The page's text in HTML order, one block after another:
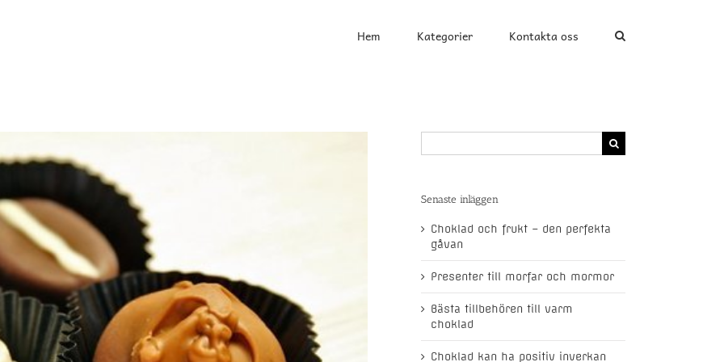
Hem Kategorier Kontakta oss
for:
Senaste inläggen
Choklad och frukt – den perfekta
gåvan
Presenter till morfar och mormor
Bästa tillbehören till varm
choklad
Choklad kan ha positiv inverkan